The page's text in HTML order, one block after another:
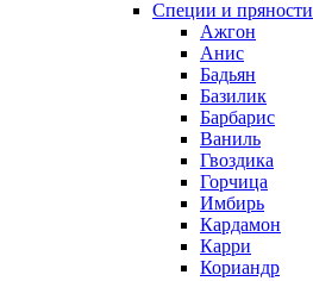
Специи и пряности
Ажгон
Анис
Бадьян
Базилик
Барбарис
Ваниль
Гвоздика
Горчица
Имбирь
Кардамон
Карри
Кориандр